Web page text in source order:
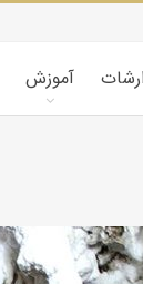
آموزش